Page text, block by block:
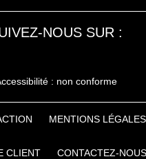
NOUS SUR :
: non conforme
MENTIONS LÉGALES
CLIENT CONTACTEZ-NOUS